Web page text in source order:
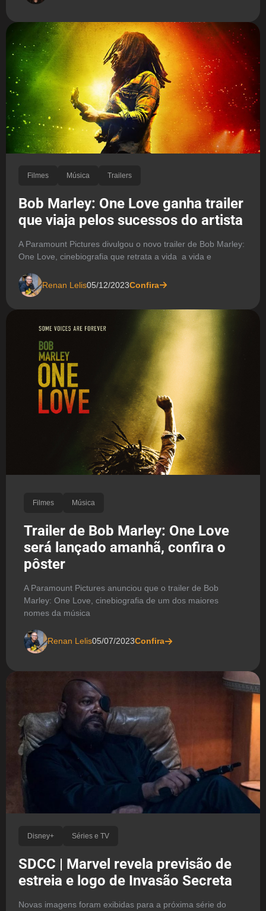
Filmes Música Trailers
Bob Marley: One Love ganha trailer
que viaja pelos sucessos do artista
A Paramount Pictures divulgou o novo trailer de Bob Marley:
One Love, cinebiografia que retrata a vida a vida e
Renan Lelis05/12/2023Confira
Filmes Música
Trailer de Bob Marley: One Love
será lançado amanhã, confira o
pôster
A Paramount Pictures anunciou que o trailer de Bob
Marley: One Love, cinebiografia de um dos maiores
nomes da música
Renan Lelis05/07/2023Confira
Disney+ Séries e TV
SDCC | Marvel revela previsão de
estreia e logo de Invasão Secreta
Novas imagens foram exibidas para a próxima série do